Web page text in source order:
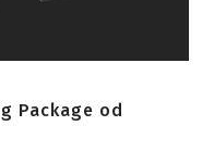
Package od